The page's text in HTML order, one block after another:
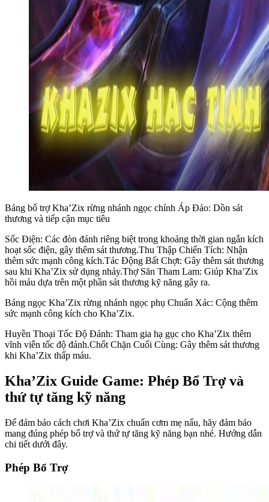
Bảng bổ trợ Kha’Zix rừng nhánh ngọc chính Áp Đảo: Dồn sát
thương và tiếp cận mục tiêu
Sốc Điện: Các đòn đánh riêng biệt trong khoảng thời gian ngắn kích
hoạt sốc điện, gây thêm sát thương.Thu Thập Chiến Tích: Nhận
thêm sức mạnh công kích.Tác Động Bất Chợt: Gây thêm sát thương
sau khi Kha’Zix sử dụng nhảy.Thợ Săn Tham Lam: Giúp Kha’Zix
hồi máu dựa trên một phần sát thương kỹ năng gây ra.
Bảng ngọc Kha’Zix rừng nhánh ngọc phụ Chuẩn Xác: Cộng thêm
sức mạnh công kích cho Kha’Zix.
Huyền Thoại Tốc Độ Đánh: Tham gia hạ gục cho Kha’Zix thêm
vĩnh viễn tốc độ đánh.Chốt Chặn Cuối Cùng: Gây thêm sát thương
khi Kha’Zix thấp máu.
Kha’Zix Guide Game: Phép Bổ Trợ và
thứ tự tăng kỹ năng
Để đảm bảo cách chơi Kha’Zix chuẩn cơm mẹ nấu, hãy đảm bảo
mang đúng phép bổ trợ và thứ tự tăng kỹ năng bạn nhé. Hướng dẫn
chi tiết dưới đây.
Phép Bổ Trợ